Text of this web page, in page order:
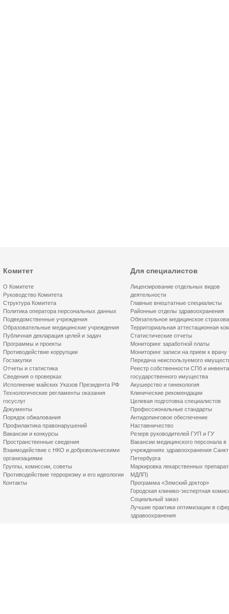
Комитет
О Комитете
Руководство Комитета
Структура Комитета
Политика оператора персональных данных
Подведомственные учреждения
Образовательные медицинские учреждения
Публичная декларация целей и задач
Программы и проекты
Противодействие коррупции
Госзакупки
Отчеты и статистика
Сведения о проверках
Исполнение майских Указов Президента РФ
Технологические регламенты оказания
госуслуг
Документы
Порядок обжалования
Профилактика правонарушений
Вакансии и конкурсы
Пространственные сведения
Взаимодействие с НКО и добровольческими
организациями
Группы, комиссии, советы
Противодействие терроризму и его идеологии
Контакты
Для специалистов
Лицензирование отдельных видов
деятельности
Главные внештатные специалисты
Районные отделы здравоохранения
Обязательное медицинское
Территориальная аттестационная
Статистические отчеты
Мониторинг заработной платы
Мониторинг записи на прием к врачу
Передача неиспользуемого
Реестр собственности СПб и
государственного имущества
Акушерство и гинекология
Клинические рекомендации
Целевая подготовка специалистов
Профессиональные стандарты
Антидопинговое обеспечение
Наставничество
Резерв руководителей ГУП и ГУ
Вакансии медицинского персонала в
учреждениях здравоохранения
Петербурга
Маркировка лекарственных
МДЛП)
Программа «Земский доктор»
Городская клинико-экспертная
Социальный заказ
Лучшие практики оптимизации в
здравоохранения